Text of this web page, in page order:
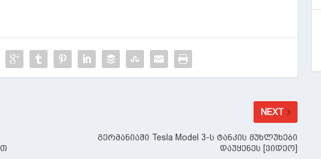
NEXT
გერმანიაში Tesla Model 3-ს ტანკის მუხლუხები
დაუყენეს [ვიდეო]